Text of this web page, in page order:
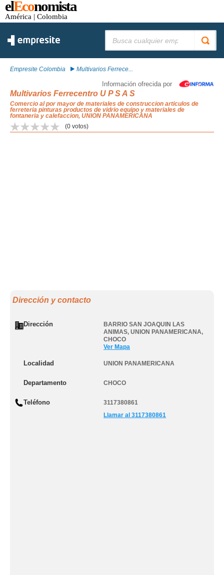
elEconomista
América | Colombia
Empresite Colombia Multivarios Ferrece...
Información ofrecida por
Multivarios Ferrecentro U P S A S
Comercio al por mayor de materiales de construccion articulos de
ferreteria pinturas productos de vidrio equipo y materiales de
fontaneria y calefaccion, UNION PANAMERICANA
(0 votos)
Dirección y contacto
Dirección
BARRIO SAN JOAQUIN LAS
ANIMAS, UNION PANAMERICANA,
CHOCO
Ver Mapa
Localidad UNION PANAMERICANA
Departamento CHOCO
Teléfono
3117380861
Llamar al 3117380861